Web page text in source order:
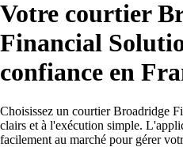
Votre courtier
Financial
confiance en
Choisissez un courtier Broadridge
clairs et à l'exécution simple.
facilement au marché pour gérer